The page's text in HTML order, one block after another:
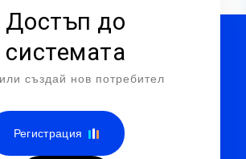
Достъп до
системата
създай нов потребител
Регистрация